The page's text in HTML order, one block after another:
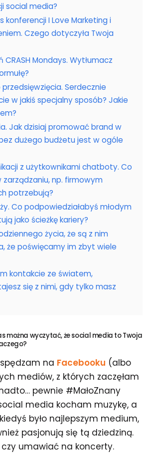
social media?
konferencji I Love Marketing i
Czego dotyczyła Twoja
Mondays. Wytłumacz
Serdecznie
w jakiś specjalny sposób? Jakie
Jak dzisiaj promować brand w
dużego budżetu jest w ogóle
z użytkownikami chatboty. Co
zarządzaniu, np. firmowym
potrzebują?
Co podpowiedziałabyś młodym
jako ścieżkę kariery?
życia, że są z nim
że poświęcamy im zbyt wiele
kontakcie ze światem,
się z nimi, gdy tylko masz
można wyczytać, że social media to Twoja
na Facebooku (albo
mediów, z których zaczęłam
pewnie #MałoZnany
media kocham muzykę, a
było najlepszym medium,
pasjonują się tą dziedziną.
umawiać na koncerty.